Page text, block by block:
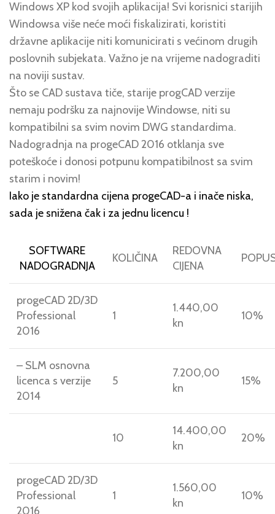
Windows XP kod svojih aplikacija! Svi korisnici starijih
Windowsa više neće moći fiskalizirati, koristiti
državne aplikacije niti komunicirati s većinom drugih
poslovnih subjekata. Važno je na vrijeme nadograditi
na noviji sustav.
Što se CAD sustava tiče, starije progCAD verzije
nemaju podršku za najnovije Windowse, niti su
kompatibilni sa svim novim DWG standardima.
Nadogradnja na progeCAD 2016 otklanja sve
poteškoće i donosi potpunu kompatibilnost sa svim
starim i novim!
Iako je standardna cijena progeCAD-a i inače niska,
sada je snižena čak i za jednu licencu !
SOFTWARE
NADOGRADNJA
KOLIČINA
REDOVNA
CIJENA
progeCAD 2D/3D
Professional
2016
1
1.440,00
kn
10%
– SLM osnovna
licenca s verzije
2014
5
7.200,00
kn
15%
10
14.400,00
kn
20%
progeCAD 2D/3D
Professional
2016
1
1.560,00
kn
10%